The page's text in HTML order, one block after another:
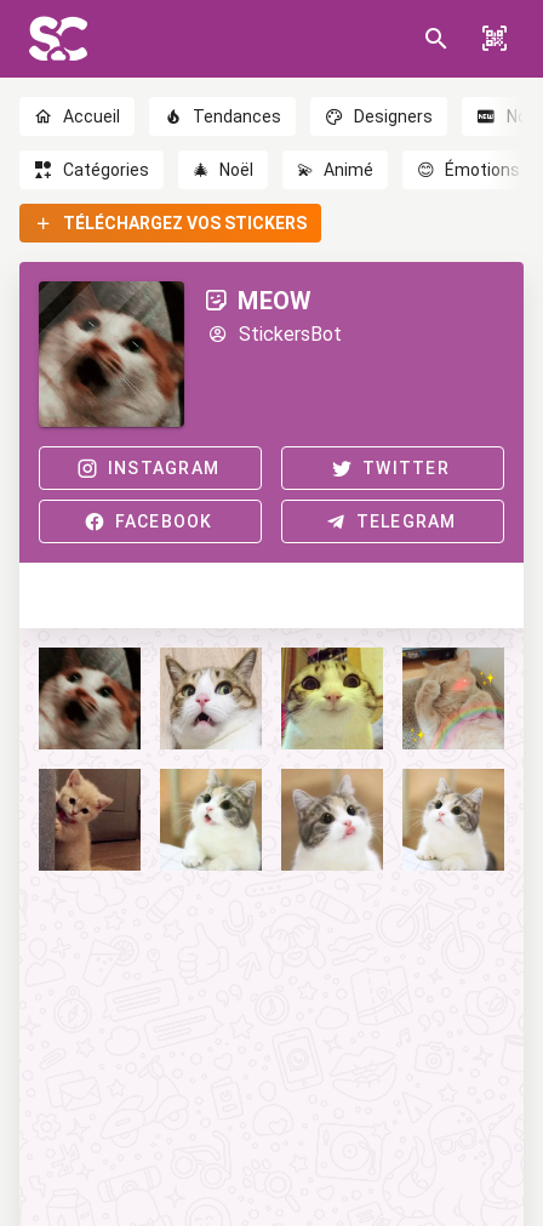
Accueil Tendances Designers
Catégories 🎄 Noël 💫 Animé 😊 Émotions
TÉLÉCHARGEZ VOS STICKERS
MEOW
StickersBot
INSTAGRAM TWITTER
FACEBOOK TELEGRAM